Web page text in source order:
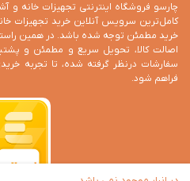
چارسو فروشگاه اینترنتی تجهیزات خانه
کامل‌ترین سرویس آنلاین خرید تجهیزات
اصالت کالا، تحویل سریع و مطمئن و
سفارشات درنظر گرفته شده، تا تجربه
فراهم شود.